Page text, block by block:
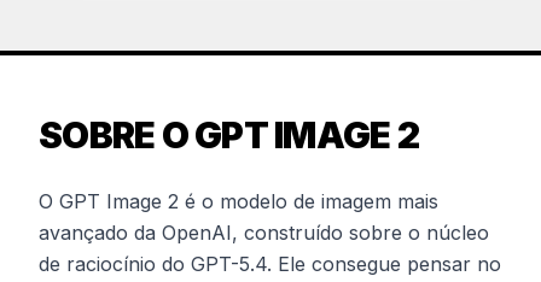
SOBRE O GPT IMAGE 2
O GPT Image 2 é o modelo de imagem mais
avançado da OpenAI, construído sobre o núcleo
de raciocínio do GPT-5.4. Ele consegue pensar no